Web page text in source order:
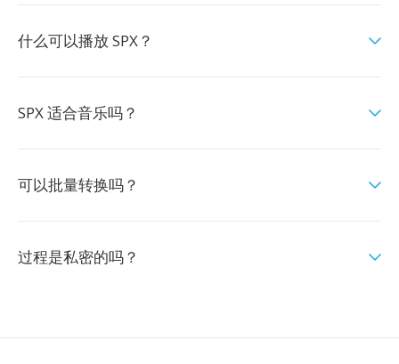
什么可以播放 SPX？
SPX 适合音乐吗？
可以批量转换吗？
过程是私密的吗？